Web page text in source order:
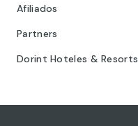
Afiliados
Partners
Dorint Hoteles & Resorts